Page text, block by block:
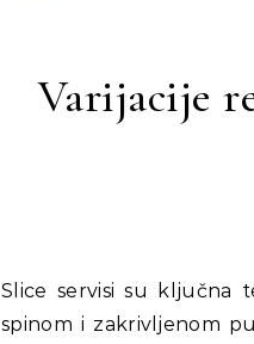
Varijacije
Slice servisi su ključna
spinom i zakrivljenom